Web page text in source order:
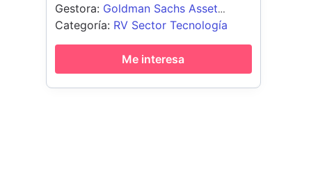
Gestora: Goldman Sachs Asset
Management B.V.
Categoría: RV Sector Tecnología
Me interesa